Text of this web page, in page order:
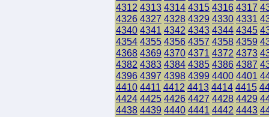
4312 4313 4314 4315 4316 4317
4326 4327 4328 4329 4330 4331
4340 4341 4342 4343 4344 4345
4354 4355 4356 4357 4358 4359
4368 4369 4370 4371 4372 4373
4382 4383 4384 4385 4386 4387
4396 4397 4398 4399 4400 4401
4410 4411 4412 4413 4414 4415
4424 4425 4426 4427 4428 4429
4438 4439 4440 4441 4442 4443